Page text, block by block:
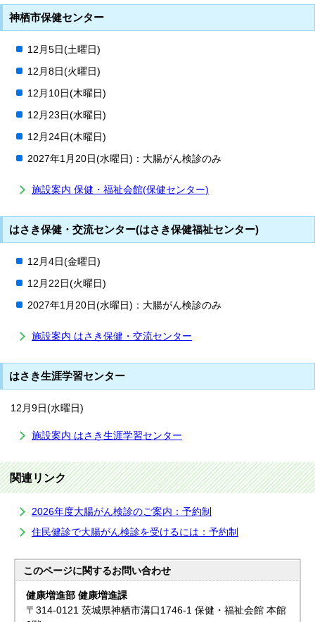
神栖市保健センター
12月5日(土曜日)
12月8日(火曜日)
12月10日(木曜日)
12月23日(水曜日)
12月24日(木曜日)
2027年1月20日(水曜日)：大腸がん検診のみ
施設案内 保健・福祉会館(保健センター)
はさき保健・交流センター(はさき保健福祉センター)
12月4日(金曜日)
12月22日(火曜日)
2027年1月20日(水曜日)：大腸がん検診のみ
施設案内 はさき保健・交流センター
はさき生涯学習センター
12月9日(水曜日)
施設案内 はさき生涯学習センター
関連リンク
2026年度大腸がん検診のご案内：予約制
住民健診で大腸がん検診を受けるには：予約制
このページに関するお問い合わせ
健康増進部 健康増進課
〒314-0121 茨城県神栖市溝口1746-1 保健・福祉会館 本館